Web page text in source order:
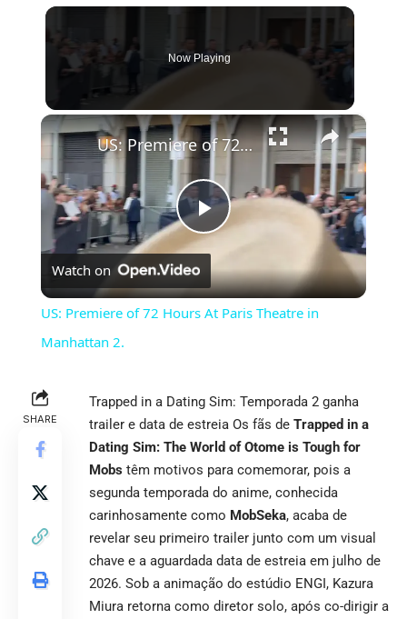
Now Playing
×
Play
Video
US: Premiere of 72 Hours At Paris Theatre in Manhattan 2.
Watch on
US: Premiere of 72 Hours At Paris Theatre in
Manhattan 2.
SHARE
Trapped in a Dating Sim: Temporada 2 ganha
trailer e data de estreia Os fãs de Trapped in a
Dating Sim: The World of Otome is Tough for
Mobs têm motivos para comemorar, pois a
segunda temporada do anime, conhecida
carinhosamente como MobSeka, acaba de
revelar seu primeiro trailer junto com um visual
chave e a aguardada data de estreia em julho de
2026. Sob a animação do estúdio ENGI, Kazura
Miura retorna como diretor solo, após co-dirigir a